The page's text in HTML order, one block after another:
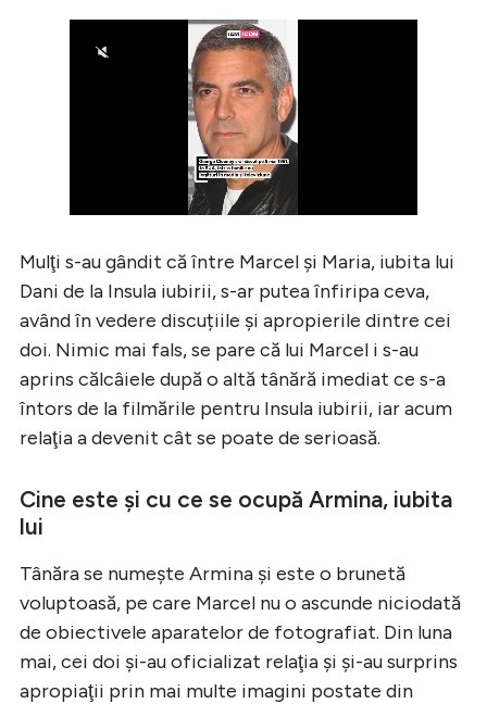
Mulţi s-au gândit că între Marcel şi Maria, iubita lui
Dani de la Insula iubirii, s-ar putea înfiripa ceva,
având în vedere discuțiile şi apropierile dintre cei
doi. Nimic mai fals, se pare că lui Marcel i s-au
aprins călcâiele după o altă tânără imediat ce s-a
întors de la filmările pentru Insula iubirii, iar acum
relaţia a devenit cât se poate de serioasă.
Cine este şi cu ce se ocupă Armina, iubita
lui
Tânăra se numeşte Armina şi este o brunetă
voluptoasă, pe care Marcel nu o ascunde niciodată
de obiectivele aparatelor de fotografiat. Din luna
mai, cei doi şi-au oficializat relaţia şi şi-au surprins
apropiaţii prin mai multe imagini postate din